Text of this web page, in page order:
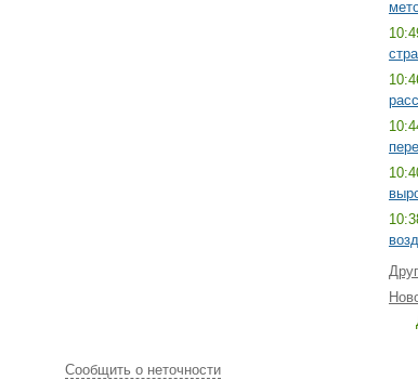
Cообщить о неточности